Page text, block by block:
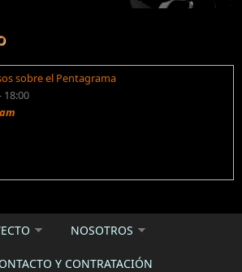
sobre el Pentagrama
18:00
NOSOTROS
Y CONTRATACIÓN